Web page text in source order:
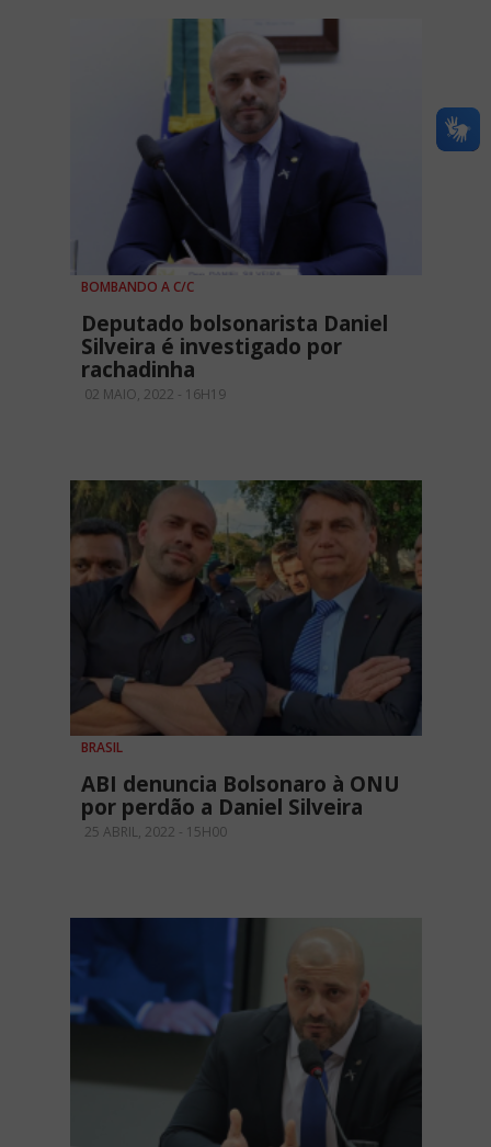
BOMBANDO A C/C
Deputado bolsonarista Daniel
Silveira é investigado por
rachadinha
02 MAIO, 2022 - 16H19
BRASIL
ABI denuncia Bolsonaro à ONU
por perdão a Daniel Silveira
25 ABRIL, 2022 - 15H00